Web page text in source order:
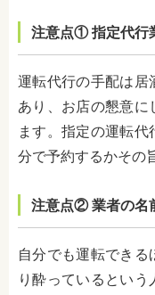
注意点①指定代行
運転代行の手配は居
あり、お店の懇意に
ます。指定の運転
分で予約するかその
注意点②業者の名
自分でも運転でき
り酔っているとい